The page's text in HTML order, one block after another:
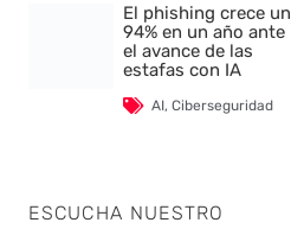
El phishing crece un
94% en un año ante
el avance de las
estafas con IA
AI,Ciberseguridad
ESCUCHA NUESTRO